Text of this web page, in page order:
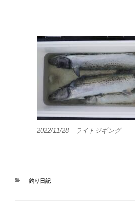
2022/11/28 ライトジギング
カ
釣り日記